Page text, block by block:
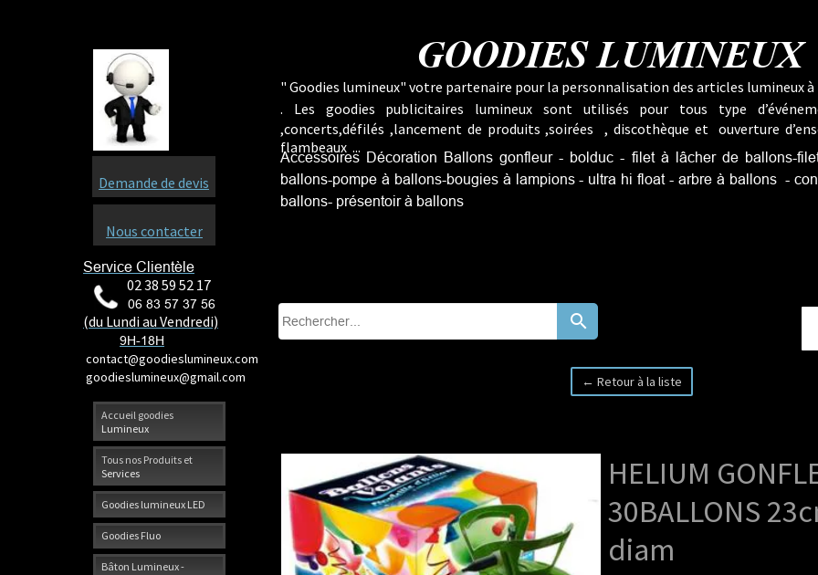
Accueil goodies
Lumineux
Tous nos Produits et
Services
Goodies lumineux LED
Goodies Fluo
Bâton Lumineux -
GOODIES LUMINEUX
Service Clientèle
02 38 59 52 17
06 83 57 37 56
(du Lundi au Vendredi)
9H-18H
contact@goodieslumineux.com
goodieslumineux@gmail.com
Demande de devis
Nous contacter
" Goodies lumineux" votre partenaire pour la personnalisation des articles lumineux
. Les goodies publicitaires lumineux sont utilisés pour tous type
,concerts,défilés ,lancement de produits ,soirées , discothèque et ouverture
flambeaux ...
Accessoires Décoration Ballons gonfleur - bolduc - filet à lâcher de ballons-
ballons-pompe à ballons-bougies à lampions - ultra hi float - arbre à ballons -
ballons- présentoir à ballons
search
← Retour à la liste
HELIUM
30BALLONS
diam